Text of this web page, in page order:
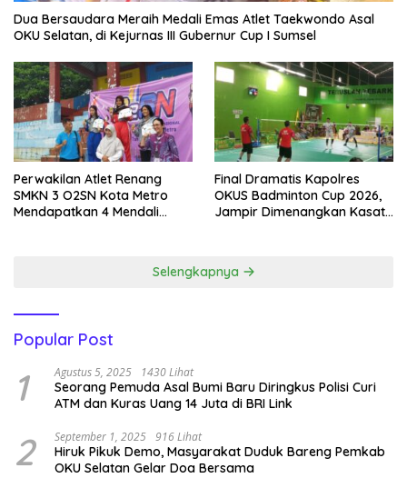
Dua Bersaudara Meraih Medali Emas Atlet Taekwondo Asal
OKU Selatan, di Kejurnas III Gubernur Cup I Sumsel
Perwakilan Atlet Renang
SMKN 3 O2SN Kota Metro
Mendapatkan 4 Mendali
Final Dramatis Kapolres
OKUS Badminton Cup 2026,
Jampir Dimenangkan Kasat
Selengkapnya
Popular Post
1 Agustus 5, 2025 1430 Lihat
Seorang Pemuda Asal Bumi Baru Diringkus Polisi Curi
ATM dan Kuras Uang 14 Juta di BRI Link
2 September 1, 2025 916 Lihat
Hiruk Pikuk Demo, Masyarakat Duduk Bareng Pemkab
OKU Selatan Gelar Doa Bersama